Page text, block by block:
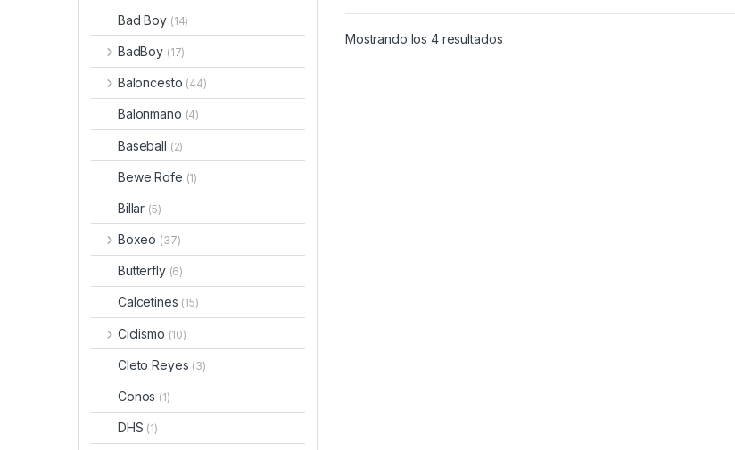
Mostrando los 4 resultadosOrdenado por los últimos
Bad Boy (14)
BadBoy (17)
Baloncesto (44)
Balonmano (4)
Baseball (2)
Bewe Rofe (1)
Billar (5)
Boxeo (37)
Butterfly (6)
Calcetines (15)
Ciclismo (10)
Cleto Reyes (3)
Conos (1)
DHS (1)